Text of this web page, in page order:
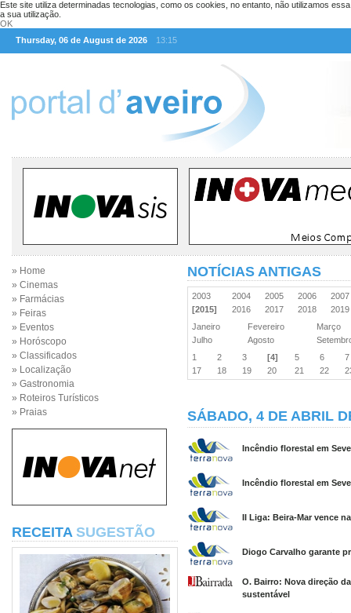
Este site utiliza determinadas tecnologias, como os cookies, no entanto, não utilizamos
a sua utilização.
OK
Thursday, 06 de August de 2026
13:15
» Home
» Cinemas
» Farmácias
» Feiras
» Eventos
» Horóscopo
» Classificados
» Localização
» Gastronomia
» Roteiros Turísticos
» Praias
RECEITA SUGESTÃO
NOTÍCIAS ANTIGAS
2003 2004 2005 2006
[2015]
2016 2017 2018
Janeiro
Fevereiro
Março
Julho
Agosto
1
2 3 [4] 5 6
17
18 19 20 21 22
SÁBADO, 4 DE ABRIL
Incêndio florestal em
Incêndio florestal em
II Liga: Beira-Mar vence
Diogo Carvalho garante
O. Bairro: Nova direção
sustentável